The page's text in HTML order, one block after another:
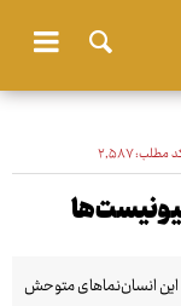
مطلب:۲٬۵۸۷
این انسان‌نماهای متوحش